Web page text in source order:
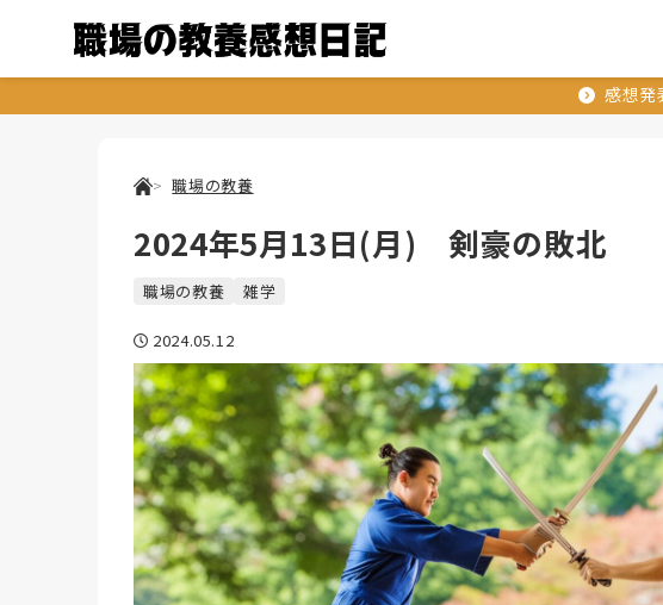
感想発
職場の教養
2024年5月13日(月) 剣豪の敗北
職場の教養 雑学
2024.05.12